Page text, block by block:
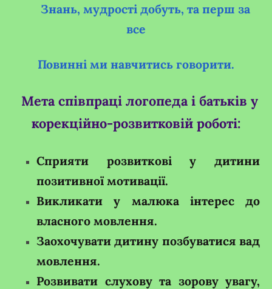
Знань, мудрості добуть, та перш за
все
Повинні ми навчитись говорити.
Мета співпраці логопеда і батьків у
корекційно-розвитковій роботі:
Сприяти розвиткові у дитини
позитивної мотивації.
Викликати у малюка інтерес до
власного мовлення.
Заохочувати дитину позбуватися вад
мовлення.
Розвивати слухову та зорову увагу,